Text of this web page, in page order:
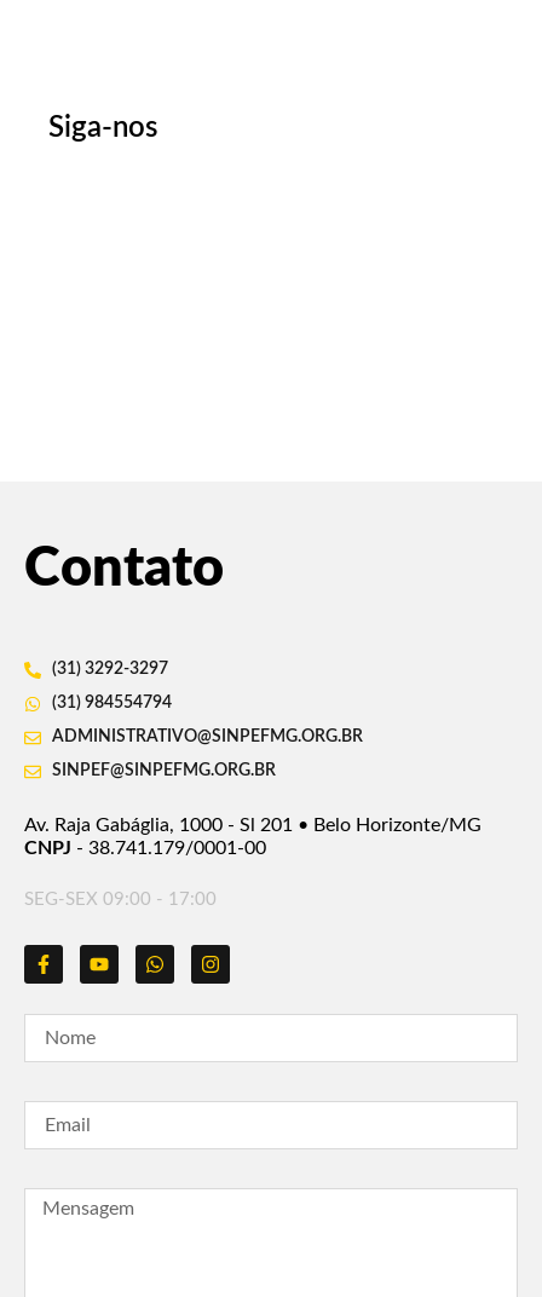
Siga-nos
Contato
(31) 3292-3297
(31) 984554794
ADMINISTRATIVO@SINPEFMG.ORG.BR
SINPEF@SINPEFMG.ORG.BR
Av. Raja Gabáglia, 1000 - Sl 201 • Belo Horizonte/MG
CNPJ - 38.741.179/0001-00
SEG-SEX 09:00 - 17:00